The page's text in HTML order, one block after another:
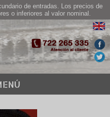
de entradas. Los precios de
o inferiores al valor nominal.